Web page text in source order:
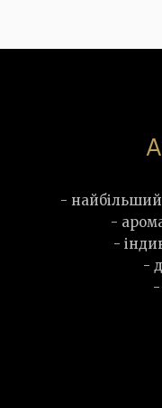
- найбільший
-
-
-
-